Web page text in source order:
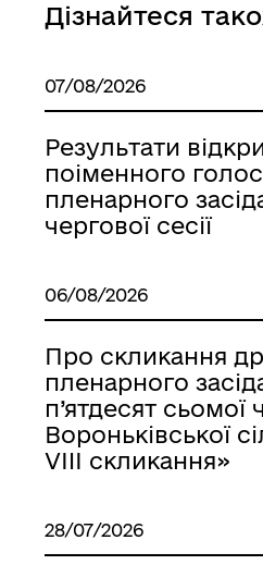
Дізнайтеся
07/08/2026
Результати
поіменного
пленарного
чергової сесії
06/08/2026
Про скликання
пленарного
п’ятдесят сьомої
Вороньківської
VIIІ скликання»
28/07/2026